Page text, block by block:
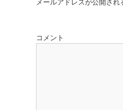
ビ
メールアドレスが公開され
コメント